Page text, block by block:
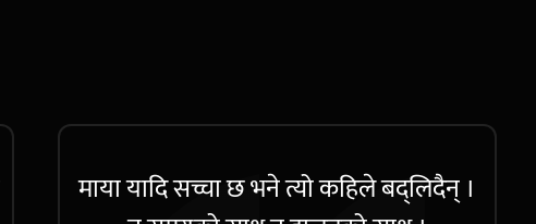
माया यादि सच्चा छ भने त्यो कहिले बद्लिदैन् ।